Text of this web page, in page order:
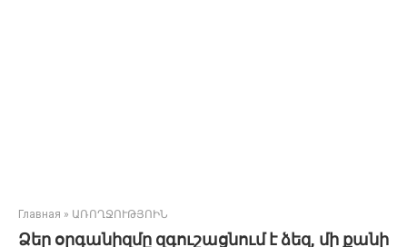
Главная » ԱՌՈՂՋՈՒԹՅՈԻՆ
Ձեր օրգանիզմը զգուշացնում է ձեզ, մի քանի